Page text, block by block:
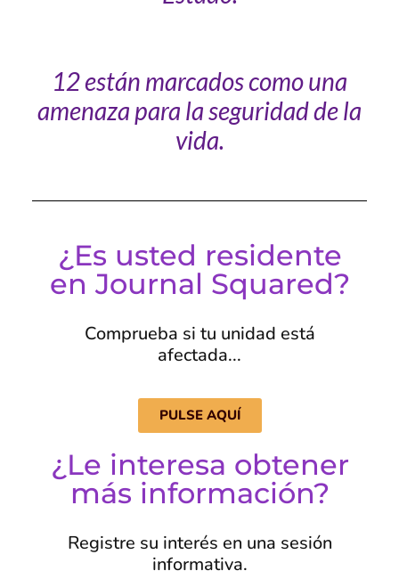
12 están marcados como una
amenaza para la seguridad de la
vida.
¿Es usted residente
en Journal Squared?
Comprueba si tu unidad está
afectada...
PULSE AQUÍ
¿Le interesa obtener
más información?
Registre su interés en una sesión
informativa.